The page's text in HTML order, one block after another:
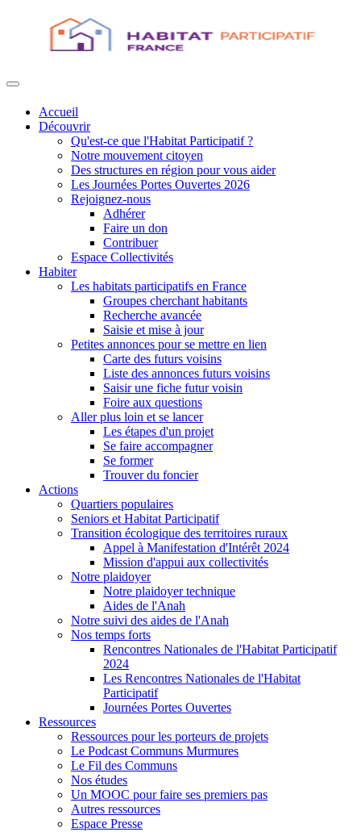
Accueil
Découvrir
Qu'est-ce que l'Habitat Participatif ?
Notre mouvement citoyen
Des structures en région pour vous aider
Les Journées Portes Ouvertes 2026
Rejoignez-nous
Adhérer
Faire un don
Contribuer
Espace Collectivités
Habiter
Les habitats participatifs en France
Groupes cherchant habitants
Recherche avancée
Saisie et mise à jour
Petites annonces pour se mettre en lien
Carte des futurs voisins
Liste des annonces futurs voisins
Saisir une fiche futur voisin
Foire aux questions
Aller plus loin et se lancer
Les étapes d'un projet
Se faire accompagner
Se former
Trouver du foncier
Actions
Quartiers populaires
Seniors et Habitat Participatif
Transition écologique des territoires ruraux
Appel à Manifestation d'Intérêt 2024
Mission d'appui aux collectivités
Notre plaidoyer
Notre plaidoyer technique
Aides de l'Anah
Notre suivi des aides de l'Anah
Nos temps forts
Rencontres Nationales de l'Habitat Participatif
2024
Les Rencontres Nationales de l'Habitat
Participatif
Journées Portes Ouvertes
Ressources
Ressources pour les porteurs de projets
Le Podcast Communs Murmures
Le Fil des Communs
Nos études
Un MOOC pour faire ses premiers pas
Autres ressources
Espace Presse